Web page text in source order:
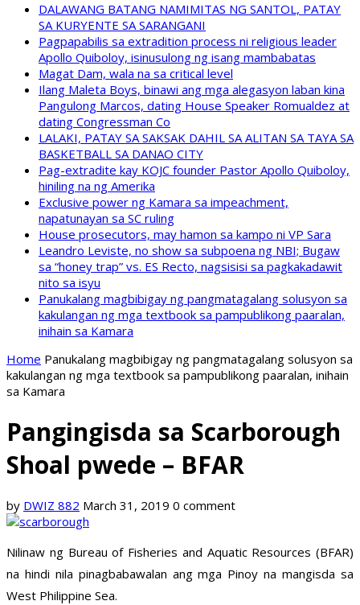
DALAWANG BATANG NAMIMITAS NG SANTOL, PATAY
SA KURYENTE SA SARANGANI
Pagpapabilis sa extradition process ni religious leader
Apollo Quiboloy, isinusulong ng isang mambabatas
Magat Dam, wala na sa critical level
Ilang Maleta Boys, binawi ang mga alegasyon laban kina
Pangulong Marcos, dating House Speaker Romualdez at
dating Congressman Co
LALAKI, PATAY SA SAKSAK DAHIL SA ALITAN SA TAYA SA
BASKETBALL SA DANAO CITY
Pag-extradite kay KOJC founder Pastor Apollo Quiboloy,
hiniling na ng Amerika
Exclusive power ng Kamara sa impeachment,
napatunayan sa SC ruling
House prosecutors, may hamon sa kampo ni VP Sara
Leandro Leviste, no show sa subpoena ng NBI; Bugaw
sa “honey trap” vs. ES Recto, nagsisisi sa pagkakadawit
nito sa isyu
Panukalang magbibigay ng pangmatagalang solusyon sa
kakulangan ng mga textbook sa pampublikong paaralan,
inihain sa Kamara
Home Panukalang magbibigay ng pangmatagalang solusyon sa
kakulangan ng mga textbook sa pampublikong paaralan, inihain
sa Kamara
Pangingisda sa Scarborough
Shoal pwede – BFAR
by DWIZ 882 March 31, 2019 0 comment
Nilinaw ng Bureau of Fisheries and Aquatic Resources (BFAR)
na hindi nila pinagbabawalan ang mga Pinoy na mangisda sa
West Philippine Sea.